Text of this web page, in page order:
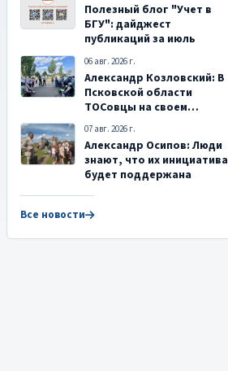
Полезный блог "Учет в
БГУ": дайджест
публикаций за июль
06 авг. 2026 г.
Александр Козловский: В
Псковской области
ТОСовцы на своем
примере показывают
любовь к малой Родине
07 авг. 2026 г.
Александр Осипов: Люди
знают, что их инициатива
будет поддержана
Все новости